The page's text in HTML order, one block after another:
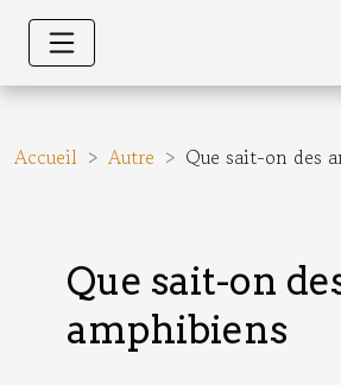
Accueil Autre Que sait-on des
Que sait-on
amphibiens